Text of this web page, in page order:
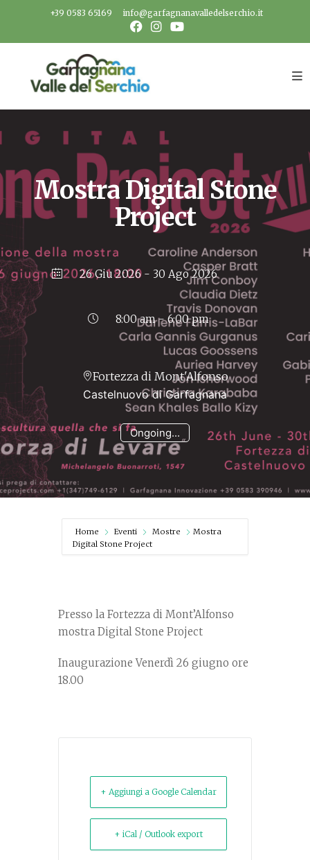
+39 0583 65169 info@garfagnanavalledelserchio.it
Mostra Digital Stone
Project
26 Giu 2026- 30 Ago 2026
Ongoing...
8:00 am - 6:00 pm
Fortezza di Mont'Alfonso
Castelnuovo di Garfagnana
Home Eventi Mostre
Mostra
Digital Stone Project
Presso la Fortezza di Mont’Alfonso
mostra Digital Stone Project
Inaugurazione Venerdì 26 giugno ore
18.00
+ Aggiungi a Google Calendar
+ iCal / Outlook export